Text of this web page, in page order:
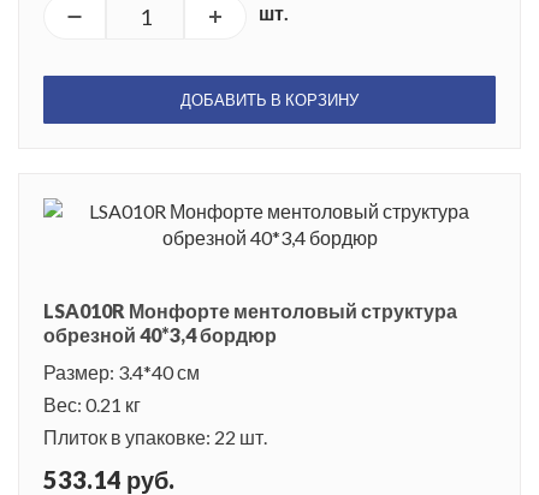
шт.
ДОБАВИТЬ В КОРЗИНУ
LSA010R Монфорте ментоловый структура
обрезной 40*3,4 бордюр
Размер: 3.4*40 см
Вес: 0.21 кг
Плиток в упаковке: 22 шт.
533.14 руб.